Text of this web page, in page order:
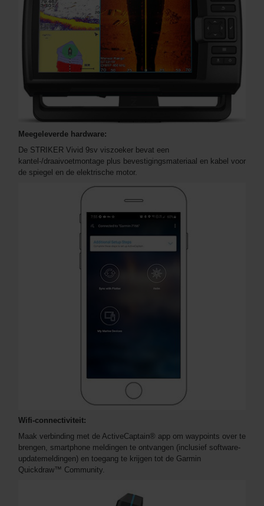
Meegeleverde hardware:
De STRIKER Vivid 9sv viszoeker bevat een
kantel-/draaivoetmontage plus bevestigingsmateriaal en kabel voor
de spiegel en de elektrische motor.
Wifi-connectiviteit:
Maak verbinding met de ActiveCaptain® app om waypoints over te
brengen, smartphone meldingen te ontvangen (inclusief software-
updatemeldingen) en toegang te krijgen tot de Garmin
Quickdraw™ Community.